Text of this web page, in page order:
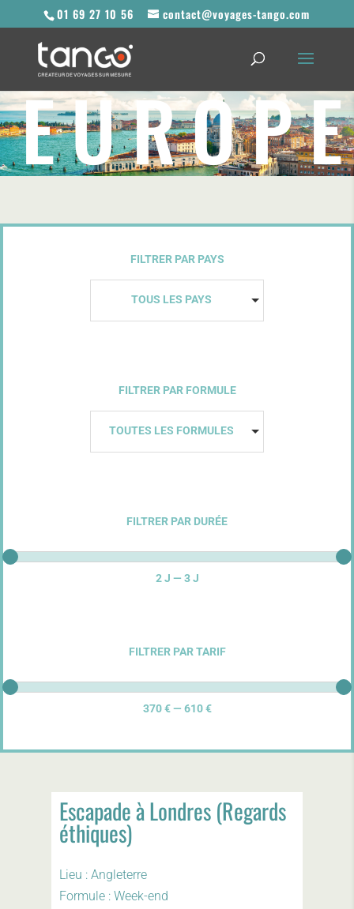
01 69 27 10 56 contact@voyages-tango.com
FILTRER PAR PAYS
TOUS LES PAYS
FILTRER PAR FORMULE
TOUTES LES FORMULES
FILTRER PAR DURÉE
2 J — 3 J
FILTRER PAR TARIF
370 € — 610 €
Escapade à Londres (Regards
éthiques)
Lieu : Angleterre
Formule : Week-end